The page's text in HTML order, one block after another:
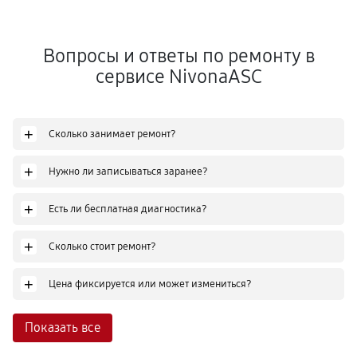
Вопросы и ответы по ремонту в
сервисе NivonaASC
+ Сколько занимает ремонт?
+ Нужно ли записываться заранее?
+ Есть ли бесплатная диагностика?
+ Сколько стоит ремонт?
+ Цена фиксируется или может измениться?
Показать все